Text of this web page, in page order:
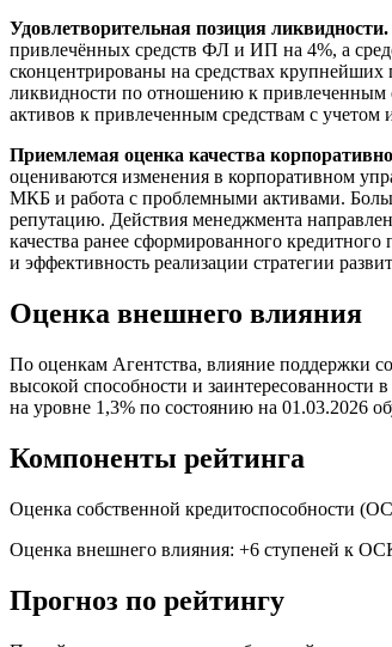
Удовлетворительная позиция ликвидности.
привлечённых средств ФЛ и ИП на 4%, а
сконцентрированы на средствах крупнейших
ликвидности по отношению к привлеченным
активов к привлеченным средствам с учетом
Приемлемая оценка качества
оцениваются изменения в корпоративном
МКБ и работа с проблемными активами.
репутацию. Действия менеджмента
качества ранее сформированного
и эффективность реализации стратегии
Оценка внешнего влияния
По оценкам Агентства, влияние поддержки
высокой способности и
на уровне 1,3% по состоянию на 01.03.2026
Компоненты рейтинга
Оценка собственной кредитоспособности
Оценка внешнего влияния: +6 ступеней к
Прогноз по рейтингу